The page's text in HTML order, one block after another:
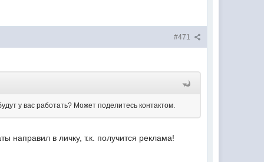
#471
у вас работать? Может поделитесь контактом.
направил в личку, т.к. получится реклама!